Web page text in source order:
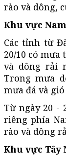
rào và dông,
Khu vực
Các tỉnh từ
20/10 có
và dông rải
Trong mưa
mưa đá và
Từ ngày 20 -
riêng phía
rào và dông
Khu vực Tây